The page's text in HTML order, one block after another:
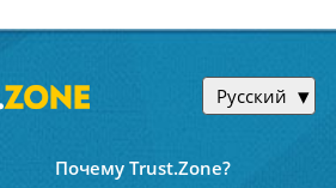
Русский
Почему Trust.Zone?